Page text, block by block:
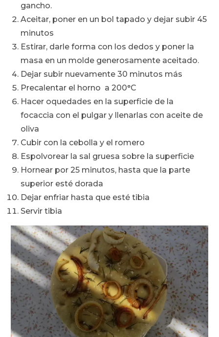
gancho.
Aceitar, poner en un bol tapado y dejar subir 45
minutos
Estirar, darle forma con los dedos y poner la
masa en un molde generosamente aceitado.
Dejar subir nuevamente 30 minutos más
Precalentar el horno a 200°C
Hacer oquedades en la superficie de la
focaccia con el pulgar y llenarlas con aceite de
oliva
Cubir con la cebolla y el romero
Espolvorear la sal gruesa sobre la superficie
Hornear por 25 minutos, hasta que la parte
superior esté dorada
Dejar enfriar hasta que esté tibia
Servir tibia